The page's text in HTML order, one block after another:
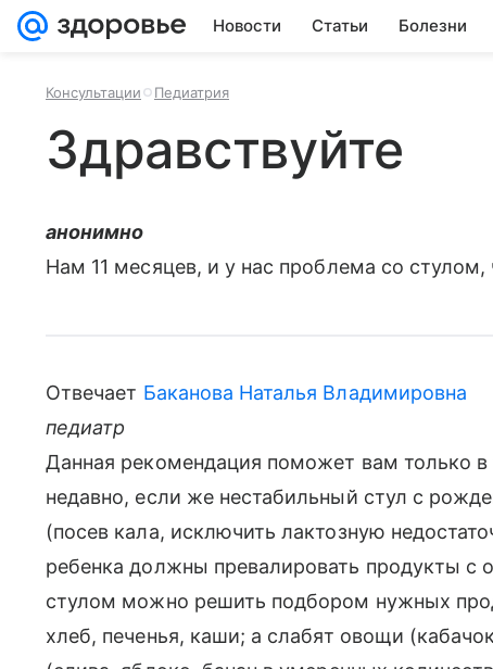
Новости Статьи Болезни
Консультации Педиатрия
Здравствуйте
анонимно
Нам 11 месяцев, и у нас проблема со
Отвечает Баканова Наталья Владимировна
педиатр
Данная рекомендация поможет вам только
недавно, если же нестабильный стул с
(посев кала, исключить лактозную
ребенка должны превалировать продукты с
стулом можно решить подбором нужных
хлеб, печенья, каши; а слабят овощи